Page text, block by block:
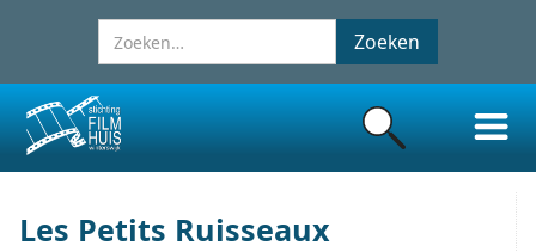
Les Petits Ruisseaux